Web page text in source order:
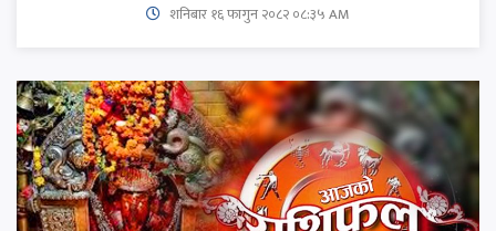
शनिबार १६ फागुन २०८२ ०८:३५ AM